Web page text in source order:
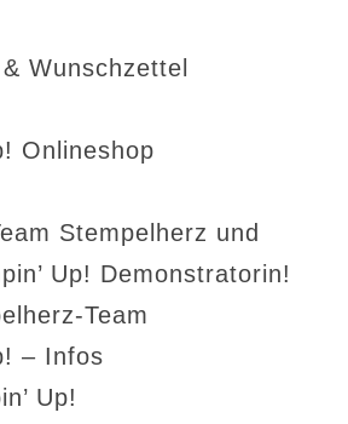
Wunschzettel
Onlineshop
Stempelherz und
Up! Demonstratorin!
Team
– Infos
Up!